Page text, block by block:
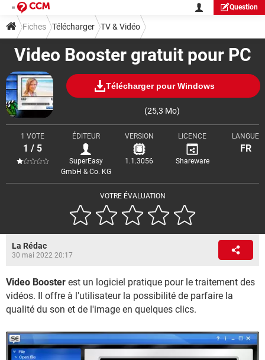
Question
Video Booster gratuit pour PC
Télécharger pour Windows
(25,3 Mo)
VOTRE ÉVALUATION
1 VOTE
1 / 5
ÉDITEUR
SuperEasy
GmbH & Co. KG
VERSION
1.1.3056
LICENCE
Shareware
LANGUE
FR
Fiches Télécharger TV & Vidéo
La Rédac
30 mai 2022 20:17
Video Booster est un logiciel pratique pour le traitement des
vidéos. Il offre à l'utilisateur la possibilité de parfaire la
qualité du son et de l'image en quelques clics.